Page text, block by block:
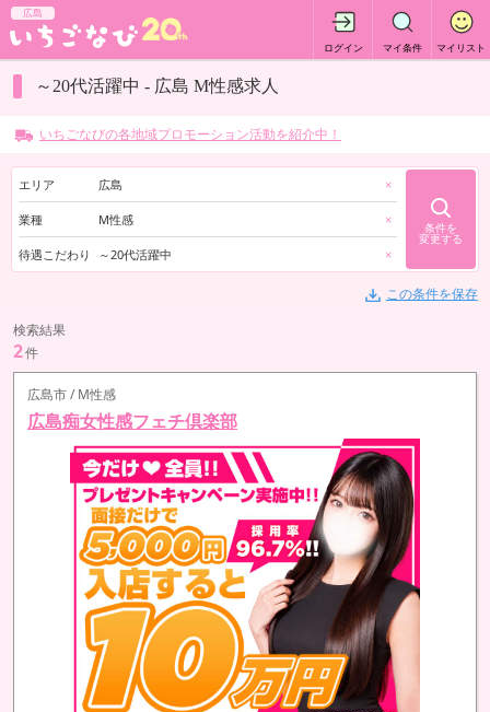
広島
ログイン マイ条件 マイリスト
～20代活躍中 - 広島 M性感求人
いちごなびの各地域プロモーション活動を紹介中！
エリア 広島 ×
業種 M性感 ×
待遇こだわり ～20代活躍中 ×
条件を
変更する
この条件を保存
検索結果
2件
広島市 / M性感
広島痴女性感フェチ倶楽部